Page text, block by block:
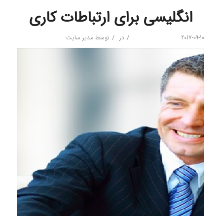
انگلیسی برای ارتباطات کاری
2017-09-10
/ در / توسطمدیر سایت